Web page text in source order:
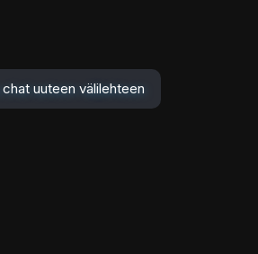
chat uuteen välilehteen